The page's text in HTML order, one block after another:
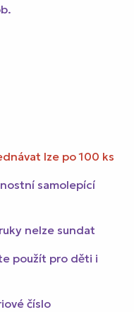
lze po 100 ks
samolepící
nelze sundat
použít pro děti i
číslo